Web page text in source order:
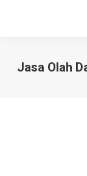
Jasa Olah